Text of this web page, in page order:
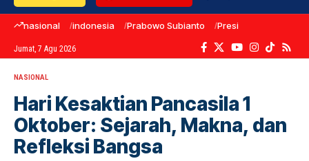
nasional indonesia Prabowo Subianto Presiden Prabowo
Jumat, 7 Agu 2026
NASIONAL
Hari Kesaktian Pancasila 1
Oktober: Sejarah, Makna, dan
Refleksi Bangsa